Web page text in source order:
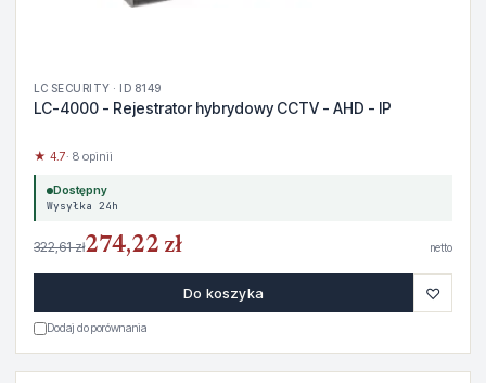
LC SECURITY · ID 8149
LC-4000 - Rejestrator hybrydowy CCTV - AHD - IP
★ 4.7· 8 opinii
Dostępny
Wysyłka 24h
322,61 zł274,22 zł netto
Do koszyka ♡
Dodaj do porównania